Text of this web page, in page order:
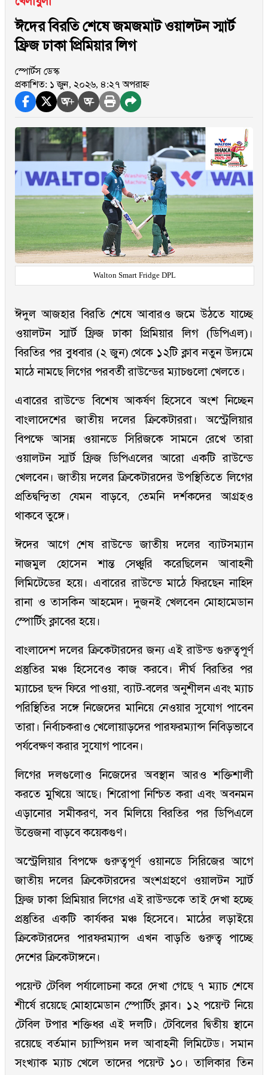
ঈদের বিরতি শেষে জমজমাট ওয়ালটন স্মার্ট
ফ্রিজ ঢাকা প্রিমিয়ার লিগ
স্পোর্টস ডেস্ক
প্রকাশিত: ১ জুন, ২০২৬, ৪:২৭ অপরাহ্ন
অ+ অ-
Walton Smart Fridge DPL
ঈদুল আজহার বিরতি শেষে আবারও জমে উঠতে যাচ্ছে
ওয়ালটন স্মার্ট ফ্রিজ ঢাকা প্রিমিয়ার লিগ (ডিপিএল)।
বিরতির পর বুধবার (২ জুন) থেকে ১২টি ক্লাব নতুন উদ্যমে
মাঠে নামছে লিগের পরবর্তী রাউন্ডের ম্যাচগুলো খেলতে।
এবারের রাউন্ডে বিশেষ আকর্ষণ হিসেবে অংশ নিচ্ছেন
বাংলাদেশের জাতীয় দলের ক্রিকেটাররা। অস্ট্রেলিয়ার
বিপক্ষে আসন্ন ওয়ানডে সিরিজকে সামনে রেখে তারা
ওয়ালটন স্মার্ট ফ্রিজ ডিপিএলের আরো একটি রাউন্ডে
খেলবেন। জাতীয় দলের ক্রিকেটারদের উপস্থিতিতে লিগের
প্রতিদ্বন্দ্বিতা যেমন বাড়বে, তেমনি দর্শকদের আগ্রহও
থাকবে তুঙ্গে।
ঈদের আগে শেষ রাউন্ডে জাতীয় দলের ব্যাটসম্যান
নাজমুল হোসেন শান্ত সেঞ্চুরি করেছিলেন আবাহনী
লিমিটেডের হয়ে। এবারের রাউন্ডে মাঠে ফিরছেন নাহিদ
রানা ও তাসকিন আহমেদ। দুজনই খেলবেন মোহামেডান
স্পোর্টিং ক্লাবের হয়ে।
বাংলাদেশ দলের ক্রিকেটারদের জন্য এই রাউন্ড গুরুত্বপূর্ণ
প্রস্তুতির মঞ্চ হিসেবেও কাজ করবে। দীর্ঘ বিরতির পর
ম্যাচের ছন্দ ফিরে পাওয়া, ব্যাট-বলের অনুশীলন এবং ম্যাচ
পরিস্থিতির সঙ্গে নিজেদের মানিয়ে নেওয়ার সুযোগ পাবেন
তারা। নির্বাচকরাও খেলোয়াড়দের পারফরম্যান্স নিবিড়ভাবে
পর্যবেক্ষণ করার সুযোগ পাবেন।
লিগের দলগুলোও নিজেদের অবস্থান আরও শক্তিশালী
করতে মুখিয়ে আছে। শিরোপা নিশ্চিত করা এবং অবনমন
এড়ানোর সমীকরণ, সব মিলিয়ে বিরতির পর ডিপিএলে
উত্তেজনা বাড়বে কয়েকগুণ।
অস্ট্রেলিয়ার বিপক্ষে গুরুত্বপূর্ণ ওয়ানডে সিরিজের আগে
জাতীয় দলের ক্রিকেটারদের অংশগ্রহণে ওয়ালটন স্মার্ট
ফ্রিজ ঢাকা প্রিমিয়ার লিগের এই রাউন্ডকে তাই দেখা হচ্ছে
প্রস্তুতির একটি কার্যকর মঞ্চ হিসেবে। মাঠের লড়াইয়ে
ক্রিকেটারদের পারফরম্যান্স এখন বাড়তি গুরুত্ব পাচ্ছে
দেশের ক্রিকেটাঙ্গনে।
পয়েন্ট টেবিল পর্যালোচনা করে দেখা গেছে ৭ ম্যাচ শেষে
শীর্ষে রয়েছে মোহামেডান স্পোর্টিং ক্লাব। ১২ পয়েন্ট নিয়ে
টেবিল টপার শক্তিধর এই দলটি। টেবিলের দ্বিতীয় স্থানে
রয়েছে বর্তমান চ্যাম্পিয়ন দল আবাহনী লিমিটেড। সমান
সংখ্যাক ম্যাচ খেলে তাদের পয়েন্ট ১০। তালিকার তিন